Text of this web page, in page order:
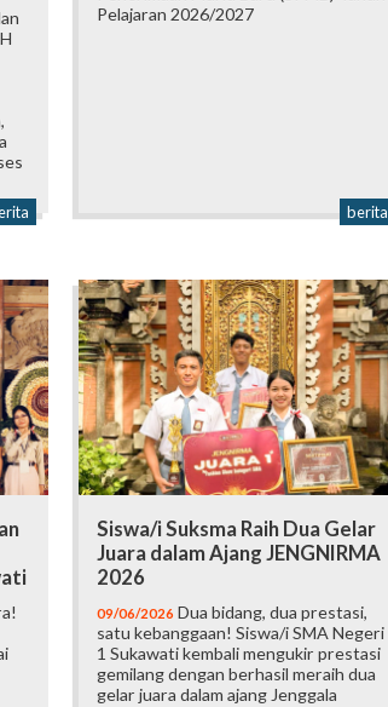
Pelajaran 2026/2027
berita
Siswa/i Suksma Raih Dua Gelar
Juara dalam Ajang JENGNIRMA
2026
09/06/2026 Dua bidang, dua prestasi,
satu kebanggaan! Siswa/i SMA Negeri
1 Sukawati kembali mengukir prestasi
gemilang dengan berhasil meraih dua
gelar juara dalam ajang Jenggala